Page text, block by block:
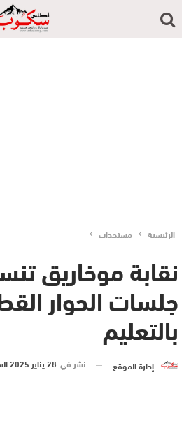
الرئيسية مستجدات
نقابة موخاريق
جلسات الحوار
بالتعليم
إدارة الموقع نشر في 28 يناير 2025 الساعة 20 و 32 دقيقة